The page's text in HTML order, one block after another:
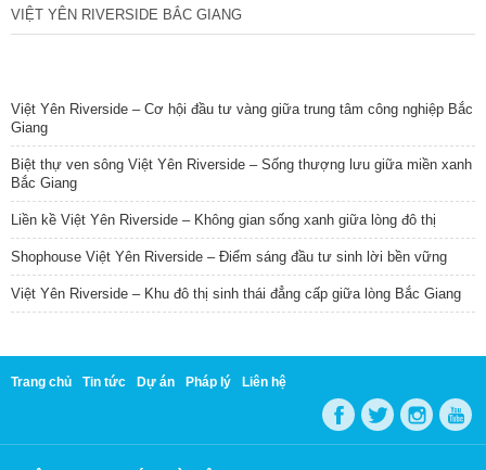
VIỆT YÊN RIVERSIDE BẮC GIANG
Việt Yên Riverside – Cơ hội đầu tư vàng giữa trung tâm công nghiệp Bắc
Giang
Biệt thự ven sông Việt Yên Riverside – Sống thượng lưu giữa miền xanh
Bắc Giang
Liền kề Việt Yên Riverside – Không gian sống xanh giữa lòng đô thị
Shophouse Việt Yên Riverside – Điểm sáng đầu tư sinh lời bền vững
Việt Yên Riverside – Khu đô thị sinh thái đẳng cấp giữa lòng Bắc Giang
Trang chủ Tin tức Dự án Pháp lý Liên hệ